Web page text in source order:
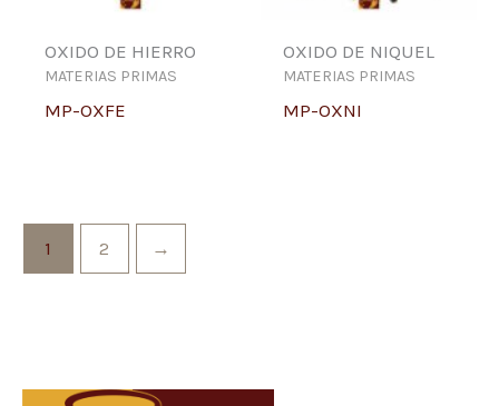
OXIDO DE HIERRO
MATERIAS PRIMAS
MP-OXFE
OXIDO DE NIQUEL
MATERIAS PRIMAS
MP-OXNI
1 2 →